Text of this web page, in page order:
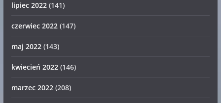
lipiec 2022(141)
czerwiec 2022(147)
maj 2022(143)
kwiecień 2022(146)
marzec 2022(208)